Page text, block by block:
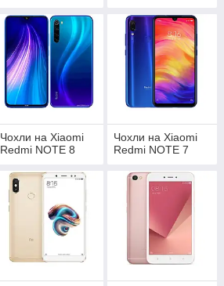
Чохли на Xiaomi
Redmi NOTE 8
Чохли на Xiaomi
Redmi NOTE 7